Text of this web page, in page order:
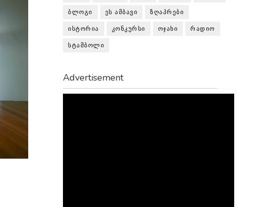
ᲑᲚᲝᲒᲘ ᲔᲡ ᲐᲛᲑᲐᲕᲘ ᲖᲦᲐᲞᲠᲔᲑᲘ
ᲘᲡᲢᲝᲠᲘᲐ ᲙᲝᲜᲙᲣᲠᲡᲘ ᲝᲯᲐᲮᲘ ᲠᲐᲓᲘᲝ
ᲡᲢᲐᲛᲑᲝᲚᲘ
Advertisement